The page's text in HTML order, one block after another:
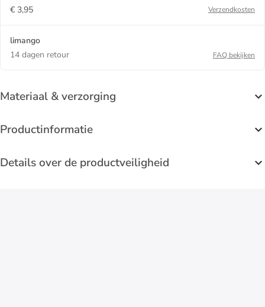
€ 3,95
Verzendkosten
limango
14 dagen retour
FAQ bekijken
Materiaal & verzorging
Productinformatie
Details over de productveiligheid